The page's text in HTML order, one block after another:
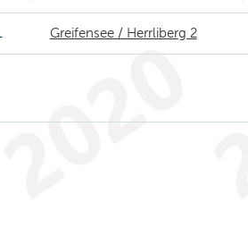
Greifensee / Herrliberg 2